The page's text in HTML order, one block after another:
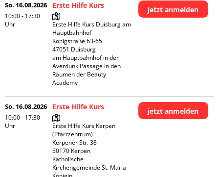
So. 16.08.2026
10:00 - 17:30
Uhr
Erste Hilfe Kurs
Erste Hilfe Kurs Duisburg am
Hauptbahnhof
Königstraße 63-65
47051 Duisburg
am Hauptbahnhof in der
Averdunk Passage in den
Räumen der Beauty
Academy
jetzt anmelden
So. 16.08.2026
10:00 - 17:30
Uhr
Erste Hilfe Kurs
Erste Hilfe Kurs Kerpen
(Pfarrzentrum)
Kerpener Str. 38
50170 Kerpen
Katholische
Kirchengemeinde St. Maria
jetzt anmelden